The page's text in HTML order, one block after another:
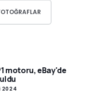
motoru, eBay'de
2024